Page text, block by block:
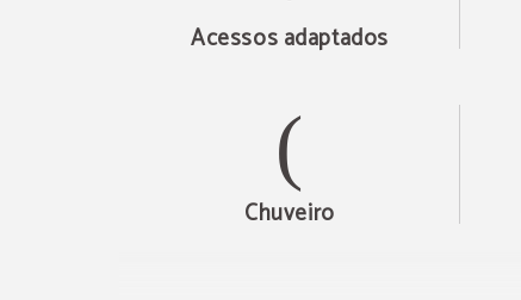
Acessos adaptados
Chuveiro